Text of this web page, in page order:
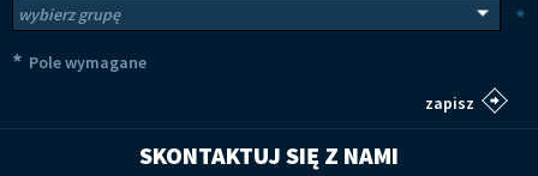
*
* Pole wymagane
SKONTAKTUJ SIĘ Z NAMI